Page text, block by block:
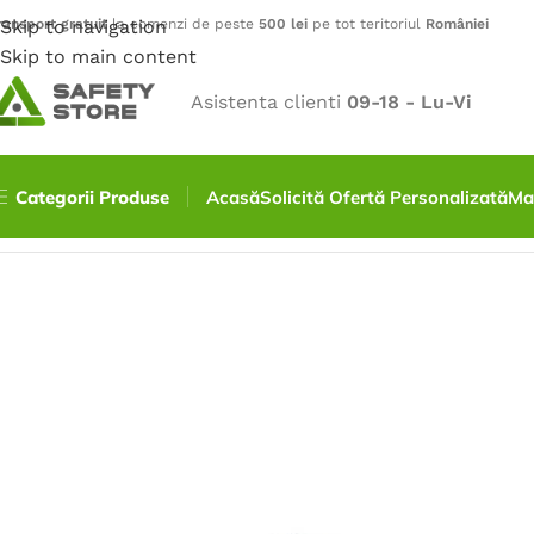
Skip to navigation
Skip to main content
gratuitla comenzi de peste 500 lei pe tot teritoriul României
Asistenta clienti 09-18 - Lu-Vi
Categorii Produse AcasăSolicită Ofertă Personalizată